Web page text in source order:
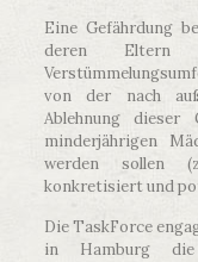
Eine Gefährdung
deren Eltern
von der nach
Ablehnung dieser
minderjährigen
werden sollen
konkretisiert und
Die TaskForce
in Hamburg